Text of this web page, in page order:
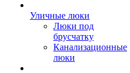
Уличные люки
Люки под
брусчатку
Канализационные
люки